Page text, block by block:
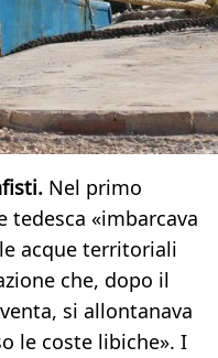
Nel primo
tedesca «imbarcava
acque territoriali
che, dopo il
si allontanava
le coste libiche». I